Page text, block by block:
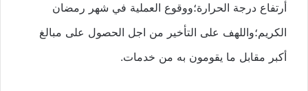
أرتفاع درجة الحرارة؛ووقوع العملية في شهر رمضان
الكريم؛واللهف على التأخير من اجل الحصول على مبالغ
أكبر مقابل ما يقومون به من خدمات.